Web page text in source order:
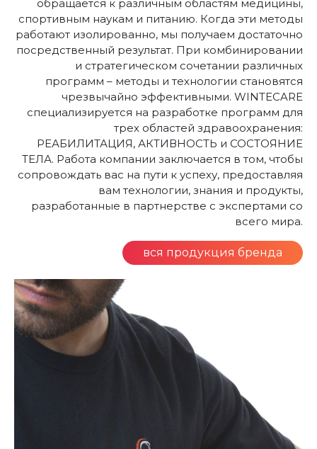
обращается к различным областям медицины,
спортивным наукам и питанию. Когда эти методы
работают изолированно, мы получаем достаточно
посредственный результат. При комбинировании
и стратегическом сочетании различных
программ – методы и технологии становятся
чрезвычайно эффективными. WINTECARE
специализируется на разработке программ для
трех областей здравоохранения:
РЕАБИЛИТАЦИЯ, АКТИВНОСТЬ и СОСТОЯНИЕ
ТЕЛА. Работа компании заключается в том, чтобы
сопровождать вас на пути к успеху, предоставляя
вам технологии, знания и продукты,
разработанные в партнерстве с экспертами со
всего мира.
вся продукция бренда